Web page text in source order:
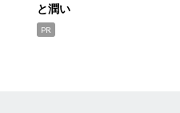
と潤い
PR